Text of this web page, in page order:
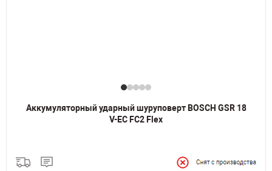
Аккумуляторный ударный шуруповерт BOSCH GSR 18
V-EC FC2 Flex